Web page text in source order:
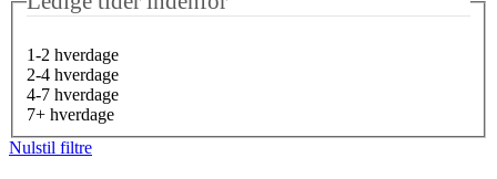
1-2 hverdage
2-4 hverdage
4-7 hverdage
7+ hverdage
Nulstil filtre